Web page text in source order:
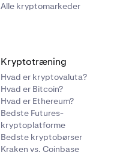
Alle kryptomarkeder
Kryptotræning
Hvad er kryptovaluta?
Hvad er Bitcoin?
Hvad er Ethereum?
Bedste Futures-
kryptoplatforme
Bedste kryptobørser
Kraken vs. Coinbase